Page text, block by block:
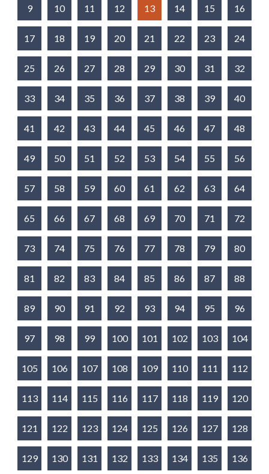
9 10 11 12 13 14 15 16
17 18 19 20 21 22 23 24
25 26 27 28 29 30 31 32
33 34 35 36 37 38 39 40
41 42 43 44 45 46 47 48
49 50 51 52 53 54 55 56
57 58 59 60 61 62 63 64
65 66 67 68 69 70 71 72
73 74 75 76 77 78 79 80
81 82 83 84 85 86 87 88
89 90 91 92 93 94 95 96
97 98 99 100 101 102 103 104
105 106 107 108 109 110 111 112
113 114 115 116 117 118 119 120
121 122 123 124 125 126 127 128
129 130 131 132 133 134 135 136